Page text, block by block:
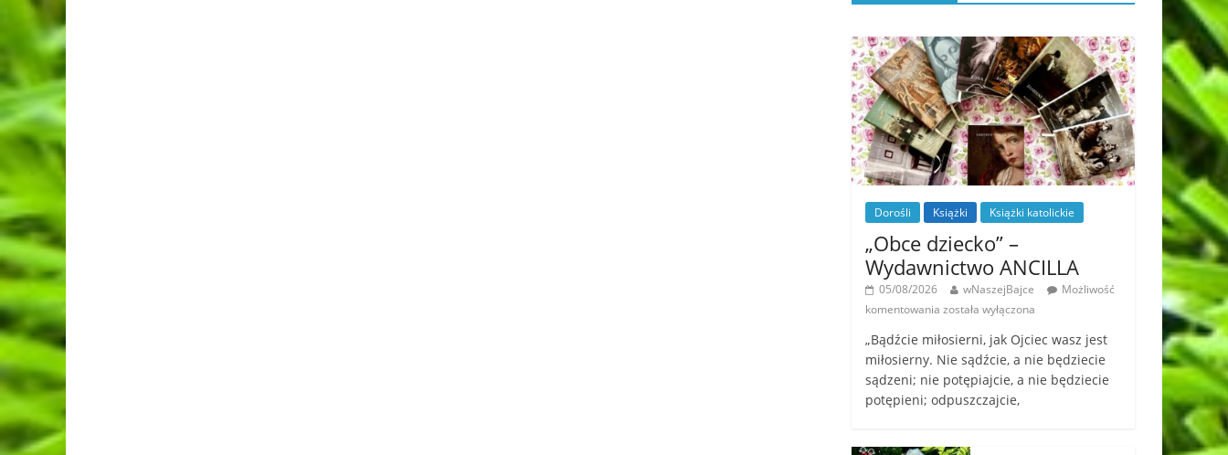
Dorośli Książki Książki katolickie
„Obce dziecko” –
Wydawnictwo ANCILLA
05/08/2026 wNaszejBajce
Możliwość
komentowania została wyłączona
„Bądźcie miłosierni, jak Ojciec wasz jest
miłosierny. Nie sądźcie, a nie będziecie
sądzeni; nie potępiajcie, a nie będziecie
potępieni; odpuszczajcie,